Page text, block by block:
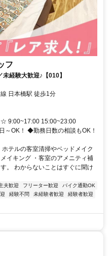
フ
経験大歓迎♪【010】
日本橋駅 徒歩1分
9:00~17:00 15:00~23:00
OK！ ◆勤務日数の相談もOK！
テルの客室清掃やベッドメイク
イキング ・客室のアメニティ補
。 わからないことはすぐに聞け
夫歓迎 フリーター歓迎
バイク通勤OK
経験不問 未経験者歓迎
経験者歓迎